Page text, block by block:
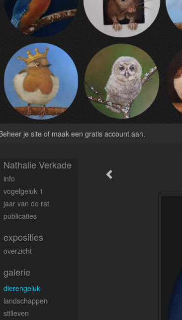
je site of maak een gratis account aan.
Nathalie Verkade
info
vogelgeluk 1
jaar van de rat
publicaties
exposities
overzicht
galerie
dierengeluk
landschappen
stilleven